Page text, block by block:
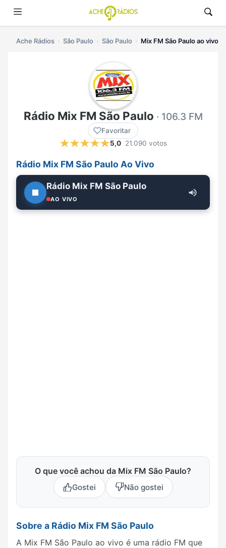
Ache Rádios São Paulo São Paulo Mix FM São Paulo ao vivo
Rádio Mix FM São Paulo · 106.3 FM
Favoritar
5,0 21.090 votos
Rádio Mix FM São Paulo Ao Vivo
Rádio Mix FM São Paulo
AO VIVO
O que você achou da Mix FM São Paulo?
Gostei Não gostei
Sobre a Rádio Mix FM São Paulo
A Mix FM São Paulo ao vivo é uma rádio FM que